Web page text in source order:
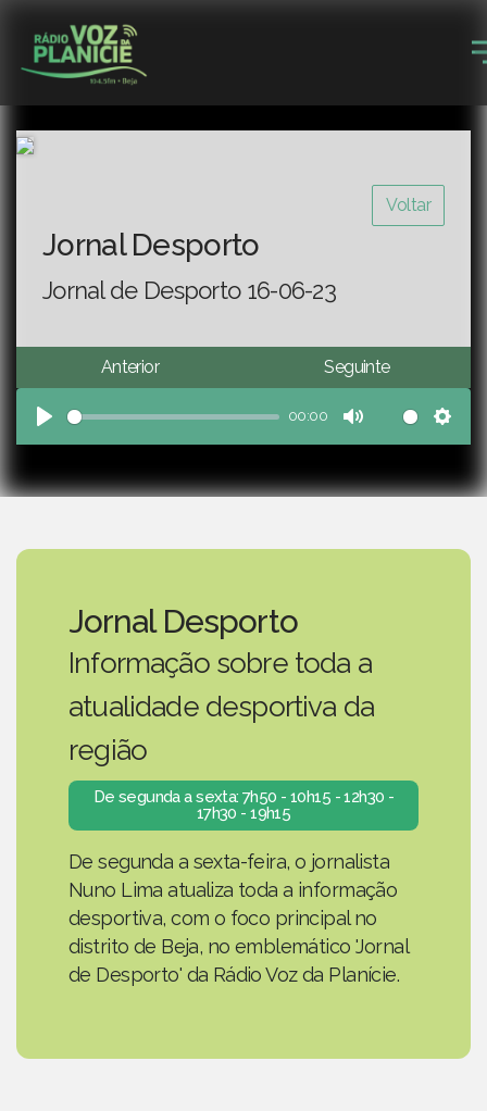
Voltar
Jornal Desporto
Jornal de Desporto 16-06-23
Anterior Seguinte
Play
00:00
Mute
Jornal Desporto
Informação sobre toda a
atualidade desportiva da
região
De segunda a sexta: 7h50 - 10h15 - 12h30 -
17h30 - 19h15
De segunda a sexta-feira, o jornalista
Nuno Lima atualiza toda a informação
desportiva, com o foco principal no
distrito de Beja, no emblemático 'Jornal
de Desporto' da Rádio Voz da Planície.